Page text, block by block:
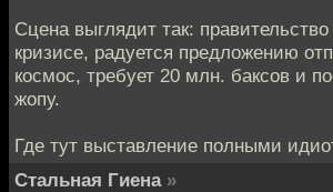
Сцена выглядит так: правительство
кризисе, радуется предложению
космос, требует 20 млн. баксов и
жопу.
Где тут выставление полными
Стальная Гиена »